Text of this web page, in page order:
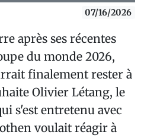
07/16/2026
après ses récentes
du monde 2026,
finalement rester à
Olivier Létang, le
s'est entretenu avec
voulait réagir à